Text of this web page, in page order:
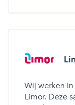
Wij werken
Limor. Deze